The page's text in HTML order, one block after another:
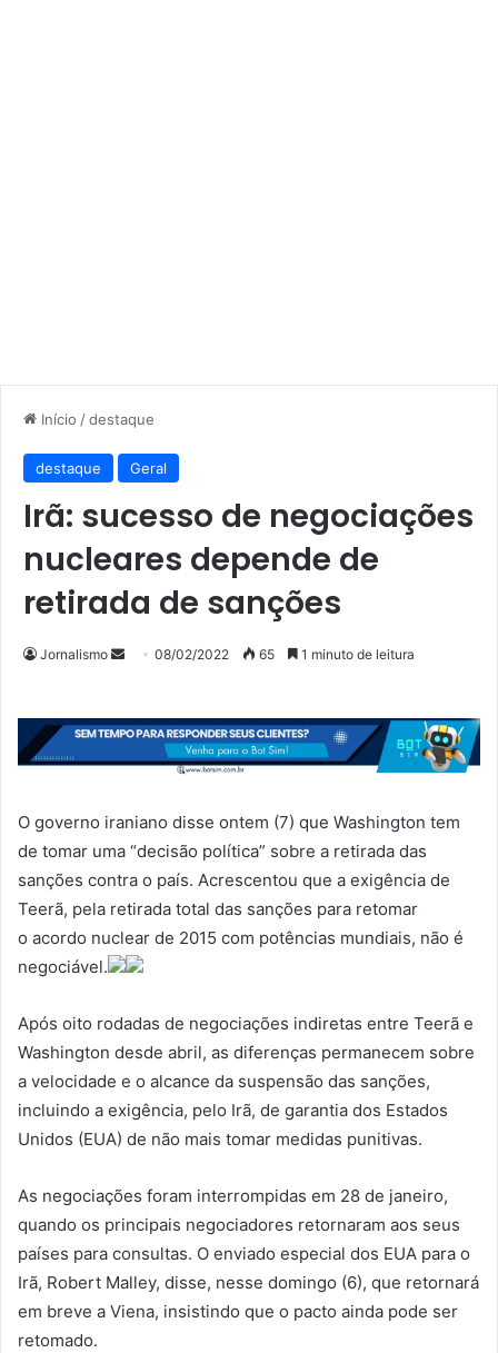
Início /destaque
destaque Geral
Irã: sucesso de negociações
nucleares depende de
retirada de sanções
Jornalismo
Mande
mail
08/02/2022 65 1 minuto de leitura
O governo iraniano disse ontem (7) que Washington tem
de tomar uma “decisão política” sobre a retirada das
sanções contra o país. Acrescentou que a exigência de
Teerã, pela retirada total das sanções para retomar
o acordo nuclear de 2015 com potências mundiais, não é
negociável.
Após oito rodadas de negociações indiretas entre Teerã e
Washington desde abril, as diferenças permanecem sobre
a velocidade e o alcance da suspensão das sanções,
incluindo a exigência, pelo Irã, de garantia dos Estados
Unidos (EUA) de não mais tomar medidas punitivas.
As negociações foram interrompidas em 28 de janeiro,
quando os principais negociadores retornaram aos seus
países para consultas. O enviado especial dos EUA para o
Irã, Robert Malley, disse, nesse domingo (6), que retornará
em breve a Viena, insistindo que o pacto ainda pode ser
retomado.